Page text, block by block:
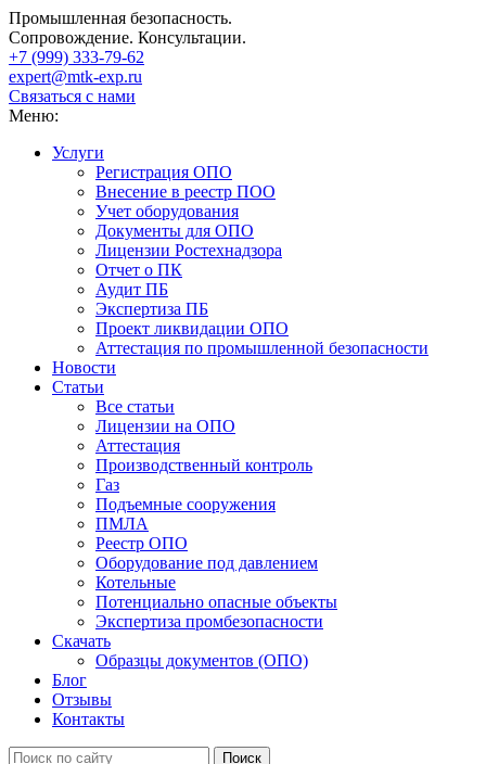
Промышленная безопасность.
Сопровождение. Консультации.
+7 (999) 333-79-62
expert@mtk-exp.ru
Связаться с нами
Меню:
Услуги
Регистрация ОПО
Внесение в реестр ПОО
Учет оборудования
Документы для ОПО
Лицензии Ростехнадзора
Отчет о ПК
Аудит ПБ
Экспертиза ПБ
Проект ликвидации ОПО
Аттестация по промышленной безопасности
Новости
Статьи
Все статьи
Лицензии на ОПО
Аттестация
Производственный контроль
Газ
Подъемные сооружения
ПМЛА
Реестр ОПО
Оборудование под давлением
Котельные
Потенциально опасные объекты
Экспертиза промбезопасности
Скачать
Образцы документов (ОПО)
Блог
Отзывы
Контакты
Поиск